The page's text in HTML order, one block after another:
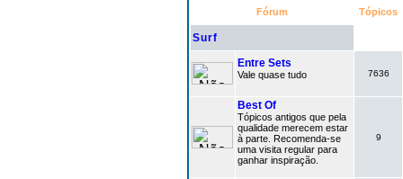
Fórum Tópicos
Surf
Entre Sets
Vale quase tudo 7636
Best Of
Tópicos antigos que pela
qualidade merecem estar
à parte. Recomenda-se
uma visita regular para
ganhar inspiração.
9